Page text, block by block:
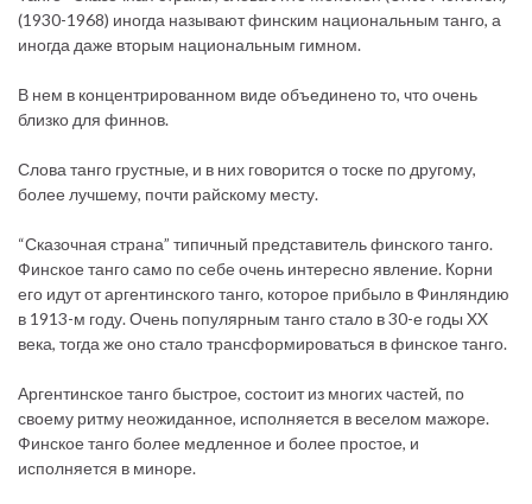
(1930-1968) иногда называют финским национальным танго, а
иногда даже вторым национальным гимном.
В нем в концентрированном виде объединено то, что очень
близко для финнов.
Слова танго грустные, и в них говорится о тоске по другому,
более лучшему, почти райскому месту.
“Сказочная страна” типичный представитель финского танго.
Финское танго само по себе очень интересно явление. Корни
его идут от аргентинского танго, которое прибыло в Финляндию
в 1913-м году. Очень популярным танго стало в 30-е годы XX
века, тогда же оно стало трансформироваться в финское танго.
Аргентинское танго быстрое, состоит из многих частей, по
своему ритму неожиданное, исполняется в веселом мажоре.
Финское танго более медленное и более простое, и
исполняется в миноре.